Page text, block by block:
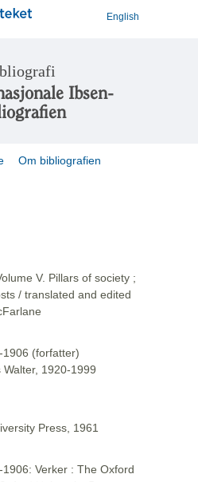
English
Ibsen-
Om bibliografien
V. Pillars of society ;
/ translated and edited
1906 (forfatter)
1920-1999
Press, 1961
Verker : The Oxford